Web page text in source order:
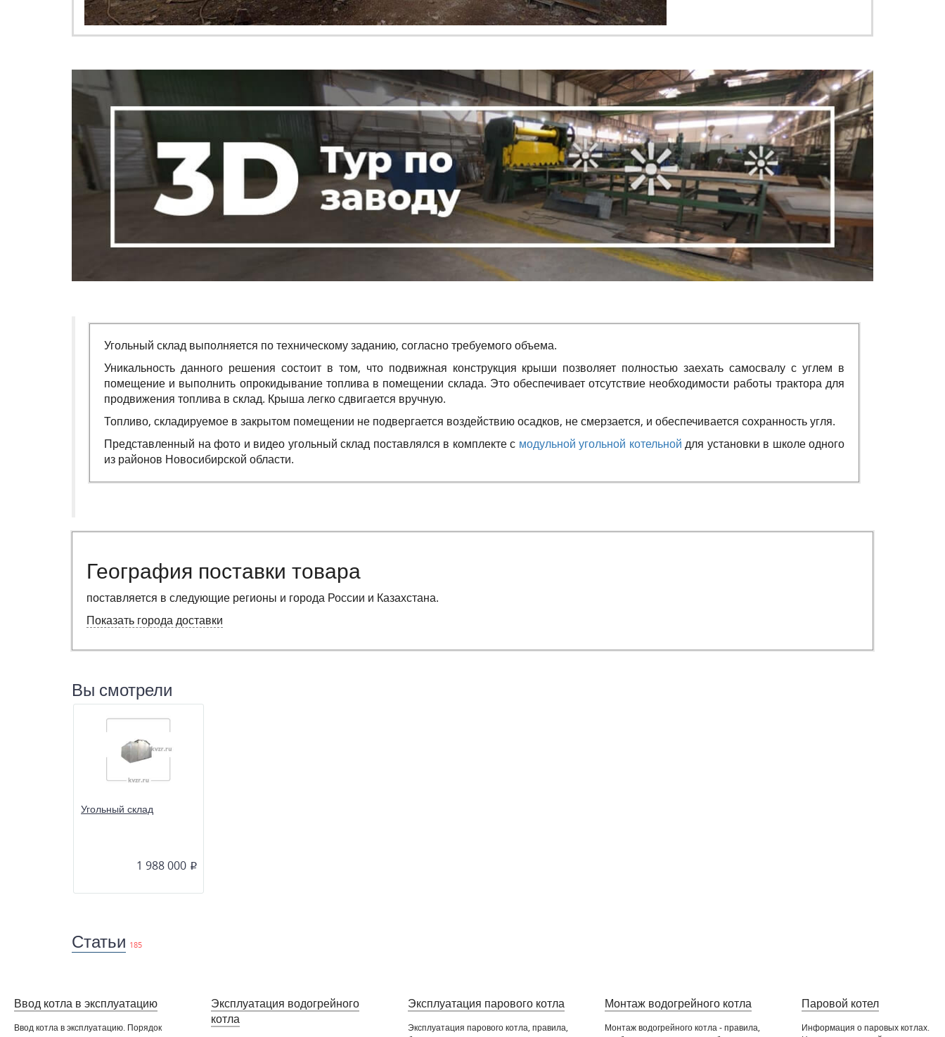
Угольный склад выполняется по техническому заданию, согласно требуемого объема.
Уникальность данного решения состоит в том, что подвижная конструкция крыши позволяет полностью заехать самосвалу с углем в
помещение и выполнить опрокидывание топлива в помещении склада. Это обеспечивает отсутствие необходимости работы трактора для
продвижения топлива в склад. Крыша легко сдвигается вручную.
Топливо, складируемое в закрытом помещении не подвергается воздействию осадков, не смерзается, и обеспечивается сохранность угля.
Представленный на фото и видео угольный склад поставлялся в комплекте с модульной угольной котельной для установки в школе одного
из районов Новосибирской области.
География поставки товара
поставляется в следующие регионы и города России и Казахстана.
Показать города доставки
Вы смотрели
Угольный склад
1 988 000 p
Статьи 185
Ввод котла в эксплуатацию
Ввод котла в эксплуатацию. Порядок
Эксплуатация водогрейного
котла
Эксплуатация парового котла
Эксплуатация парового котла, правила,
Монтаж водогрейного котла
Монтаж водогрейного котла - правила,
Паровой котел
Информация о паровых котлах.
Твердотопливные котлы Дешевые котлы на дровах Котлы и котельное Котлы на газовом топливе